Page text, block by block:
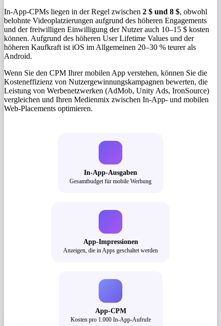
In-App-CPMs liegen in der Regel zwischen 2 $ und 8 $, obwohl
belohnte Videoplatzierungen aufgrund des höheren Engagements
und der freiwilligen Einwilligung der Nutzer auch 10–15 $ kosten
können. Aufgrund des höheren User Lifetime Values ​​und der
höheren Kaufkraft ist iOS im Allgemeinen 20–30 % teurer als
Android.
Wenn Sie den CPM Ihrer mobilen App verstehen, können Sie die
Kosteneffizienz von Nutzergewinnungskampagnen bewerten, die
Leistung von Werbenetzwerken (AdMob, Unity Ads, IronSource)
vergleichen und Ihren Medienmix zwischen In-App- und mobilen
Web-Placements optimieren.
In-App-Ausgaben
Gesamtbudget für mobile Werbung
App-Impressionen
Anzeigen, die in Apps geschaltet werden
App-CPM
Kosten pro 1.000 In-App-Aufrufe